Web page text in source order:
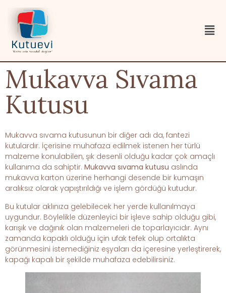
Mukavva Sıvama
Kutusu
Mukavva sıvama kutusunun bir diğer adı da, fantezi
kutulardır. İçerisine muhafaza edilmek istenen her türlü
malzeme konulabilen, şık desenli olduğu kadar çok amaçlı
kullanıma da sahiptir. Mukavva sıvama kutusu aslında
mukavva karton üzerine herhangi desende bir kumaşın
aralıksız olarak yapıştırıldığı ve işlem gördüğü kutudur.
Bu kutular aklınıza gelebilecek her yerde kullanılmaya
uygundur. Böylelikle düzenleyici bir işleve sahip olduğu gibi,
karışık ve dağınık olan malzemeleri de toparlayıcıdır. Aynı
zamanda kapaklı olduğu için ufak tefek olup ortalıkta
görünmesini istemediğiniz eşyaları da içeresine yerleştirerek,
kapağı kapalı bir şekilde muhafaza edebilirsiniz.